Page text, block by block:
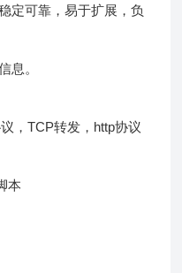
可靠，易于扩展，负
息。
，TCP转发，http协议
本